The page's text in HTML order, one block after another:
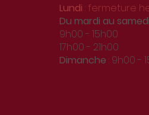
Lundi : fermeture
Du mardi au samedi
9h00 - 15h00
17h00 - 21h00
Dimanche : 9h00 -